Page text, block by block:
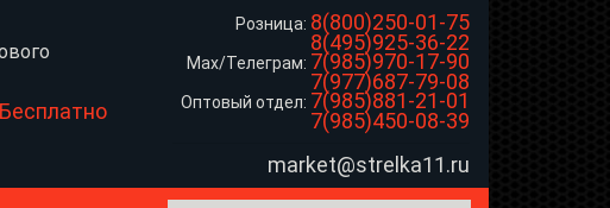
Бесплатно
Розница: 8(800)250-01-75
8(495)925-36-22
Max/Телеграм: 7(985)970-17-90
7(977)687-79-08
Оптовый отдел: 7(985)881-21-01
7(985)450-08-39
market@strelka11.ru